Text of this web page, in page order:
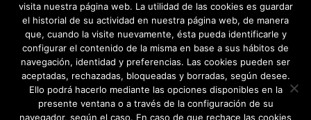
visita nuestra página web. La utilidad de las cookies es guardar
el historial de su actividad en nuestra página web, de manera
que, cuando la visite nuevamente, ésta pueda identificarle y
configurar el contenido de la misma en base a sus hábitos de
navegación, identidad y preferencias. Las cookies pueden ser
aceptadas, rechazadas, bloqueadas y borradas, según desee.
Ello podrá hacerlo mediante las opciones disponibles en la
presente ventana o a través de la configuración de su
navegador, según el caso. En caso de que rechace las cookies